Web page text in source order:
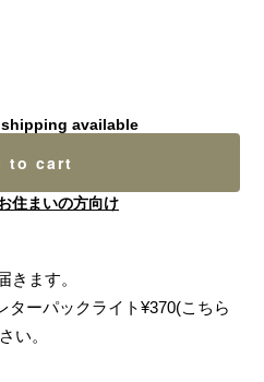
available
to cart
住まいの方向け
きます。
ターパックライト¥370(こちら
い。